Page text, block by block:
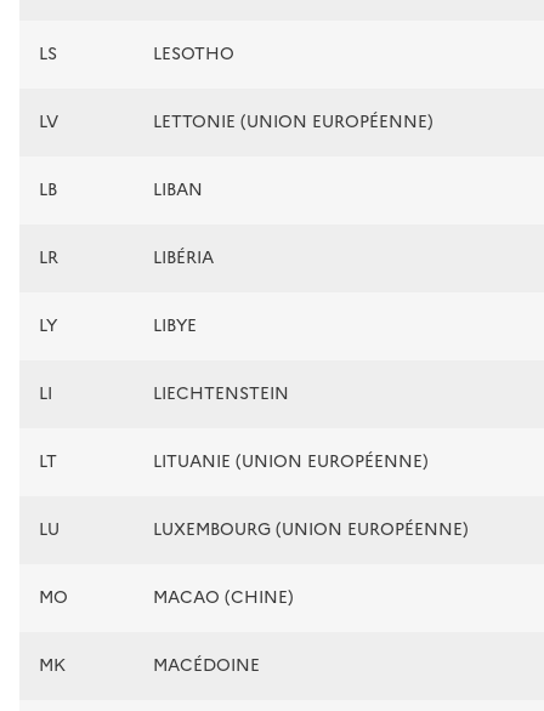
LS LESOTHO
LV LETTONIE (UNION EUROPÉENNE)
LB LIBAN
LR LIBÉRIA
LY LIBYE
LI LIECHTENSTEIN
LT LITUANIE (UNION EUROPÉENNE)
LU LUXEMBOURG (UNION EUROPÉENNE)
MO MACAO (CHINE)
MK MACÉDOINE